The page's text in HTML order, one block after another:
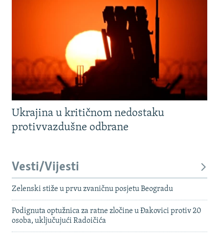
Ukrajina u kritičnom nedostaku
protivvazdušne odbrane
Vesti/Vijesti
Zelenski stiže u prvu zvaničnu posjetu Beogradu
Podignuta optužnica za ratne zločine u Đakovici protiv 20
osoba, uključujući Radoičića